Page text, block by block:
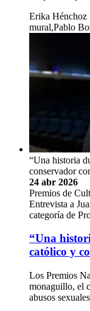
Erika Hénchoz
mural,Pablo
“Una historia
conservador
24 abr 2026
Premios de
Entrevista a
categoría de
“Una
católico y
Los Premios
monaguillo, el
abusos